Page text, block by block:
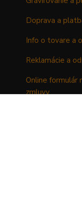
Doprava a
Info o tovare a
Reklamácie a
Online formulár
zmluvy